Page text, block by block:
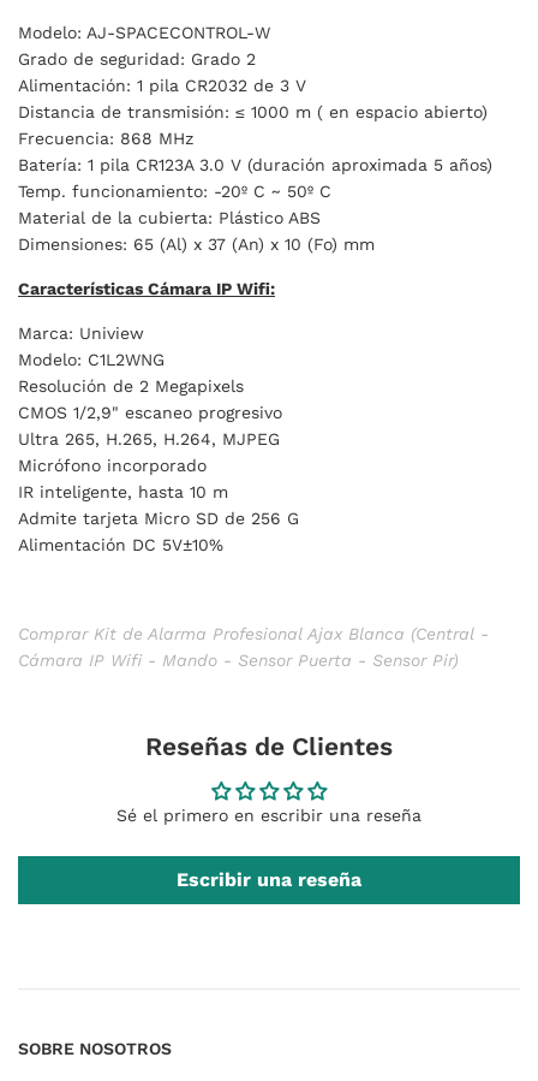
Modelo: AJ-SPACECONTROL-W
Grado de seguridad: Grado 2
Alimentación: 1 pila CR2032 de 3 V
Distancia de transmisión: ≤ 1000 m ( en espacio abierto)
Frecuencia: 868 MHz
Batería: 1 pila CR123A 3.0 V (duración aproximada 5 años)
Temp. funcionamiento: -20º C ~ 50º C
Material de la cubierta: Plástico ABS
Dimensiones: 65 (Al) x 37 (An) x 10 (Fo) mm
Características Cámara IP Wifi:
Marca: Uniview
Modelo: C1L2WNG
Resolución de 2 Megapixels
CMOS 1/2,9" escaneo progresivo
Ultra 265, H.265, H.264, MJPEG
Micrófono incorporado
IR inteligente, hasta 10 m
Admite tarjeta Micro SD de 256 G
Alimentación DC 5V±10%
Comprar Kit de Alarma Profesional Ajax Blanca (Central -
Cámara IP Wifi - Mando - Sensor Puerta - Sensor Pir)
Reseñas de Clientes
Sé el primero en escribir una reseña
Escribir una reseña
SOBRE NOSOTROS